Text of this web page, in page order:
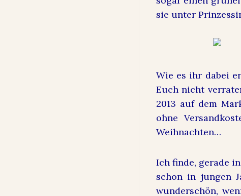
sie unter
Wie es ihr dabei
Euch nicht
2013 auf dem
ohne
Weihnachten…
Ich finde, gerade
schon in jungen
wunderschön,